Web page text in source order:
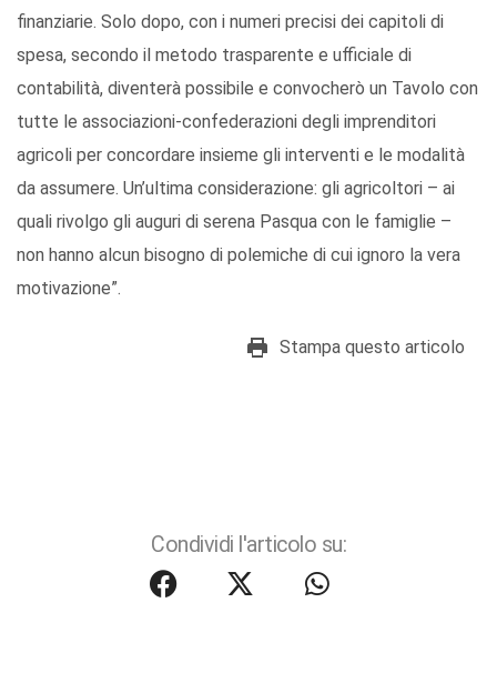
finanziarie. Solo dopo, con i numeri precisi dei capitoli di
spesa, secondo il metodo trasparente e ufficiale di
contabilità, diventerà possibile e convocherò un Tavolo con
tutte le associazioni-confederazioni degli imprenditori
agricoli per concordare insieme gli interventi e le modalità
da assumere. Un’ultima considerazione: gli agricoltori – ai
quali rivolgo gli auguri di serena Pasqua con le famiglie –
non hanno alcun bisogno di polemiche di cui ignoro la vera
motivazione”.
Stampa questo articolo
Condividi l'articolo su: